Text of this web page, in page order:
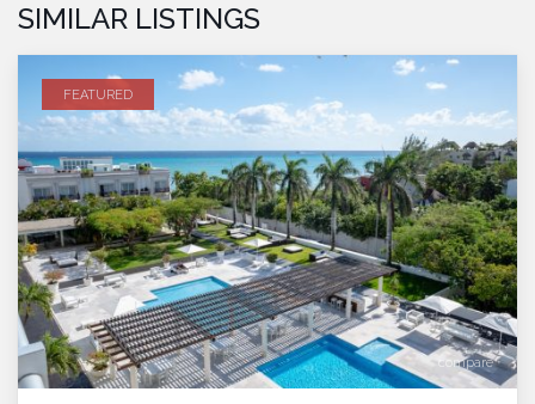
SIMILAR LISTINGS
compare
FEATURED